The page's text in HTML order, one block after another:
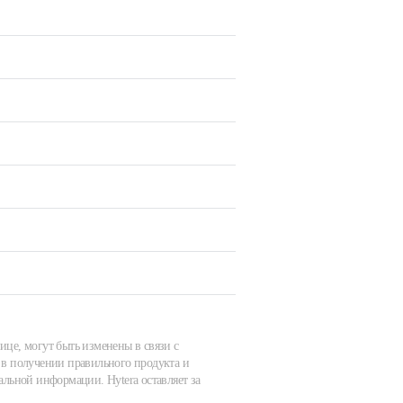
могут быть изменены в связи с
получении правильного продукта и
информации. Hytera оставляет за